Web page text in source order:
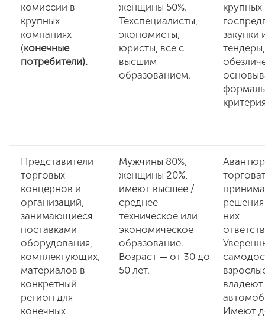
комиссии в
крупных
компаниях
(конечные
потребители).
женщины 50%.
Техспециалисты,
экономисты,
юристы, все с
высшим
образованием.
крупных
закупки
Представители
торговых
концернов и
организаций,
занимающиеся
поставками
оборудования,
комплектующих,
материалов в
конкретный
регион для
конечных
Мужчины 80%,
женщины 20%,
имеют высшее /
среднее
техническое или
экономическое
образование.
Возраст — от 30 до
50 лет.
решения
них
владеют
Имеют